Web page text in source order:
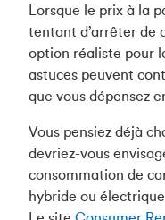
Lorsque le prix à la
tentant d’arrêter de
option réaliste pour
astuces peuvent
que vous dépensez
Vous pensiez déjà
devriez-vous
consommation de
hybride ou